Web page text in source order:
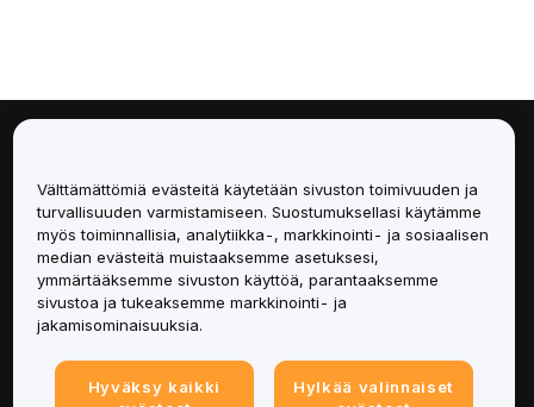
Palvelut
Tuki
Tuotteet
Lakiasiat
Välttämättömiä evästeitä käytetään sivuston toimivuuden ja
turvallisuuden varmistamiseen. Suostumuksellasi käytämme
myös toiminnallisia, analytiikka-, markkinointi- ja sosiaalisen
median evästeitä muistaaksemme asetuksesi,
ymmärtääksemme sivuston käyttöä, parantaaksemme
sivustoa ja tukeaksemme markkinointi- ja
jakamisominaisuuksia.
Hyväksy kaikki
Hylkää valinnaiset